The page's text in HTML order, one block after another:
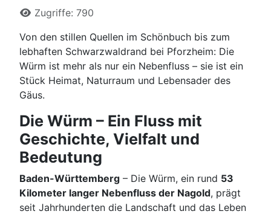
Zugriffe: 790
Von den stillen Quellen im Schönbuch bis zum
lebhaften Schwarzwaldrand bei Pforzheim: Die
Würm ist mehr als nur ein Nebenfluss – sie ist ein
Stück Heimat, Naturraum und Lebensader des
Gäus.
Die Würm – Ein Fluss mit
Geschichte, Vielfalt und
Bedeutung
Baden-Württemberg – Die Würm, ein rund 53
Kilometer langer Nebenfluss der Nagold, prägt
seit Jahrhunderten die Landschaft und das Leben